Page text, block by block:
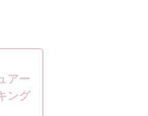
アー
ング